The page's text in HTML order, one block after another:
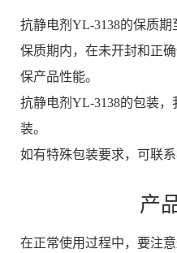
抗静电剂YL-3138的保质
保质期内，在未开封和正
保产品性能。
抗静电剂YL-3138的包装
装。
如有特殊包装要求，可联系
产
在正常使用过程中，要注